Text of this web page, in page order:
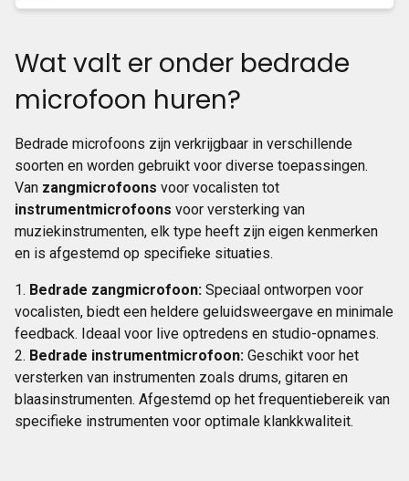
Wat valt er onder bedrade
microfoon huren?
Bedrade microfoons zijn verkrijgbaar in verschillende
soorten en worden gebruikt voor diverse toepassingen.
Van zangmicrofoons voor vocalisten tot
instrumentmicrofoons voor versterking van
muziekinstrumenten, elk type heeft zijn eigen kenmerken
en is afgestemd op specifieke situaties.
Bedrade zangmicrofoon: Speciaal ontworpen voor
vocalisten, biedt een heldere geluidsweergave en minimale
feedback. Ideaal voor live optredens en studio-opnames.
Bedrade instrumentmicrofoon: Geschikt voor het
versterken van instrumenten zoals drums, gitaren en
blaasinstrumenten. Afgestemd op het frequentiebereik van
specifieke instrumenten voor optimale klankkwaliteit.